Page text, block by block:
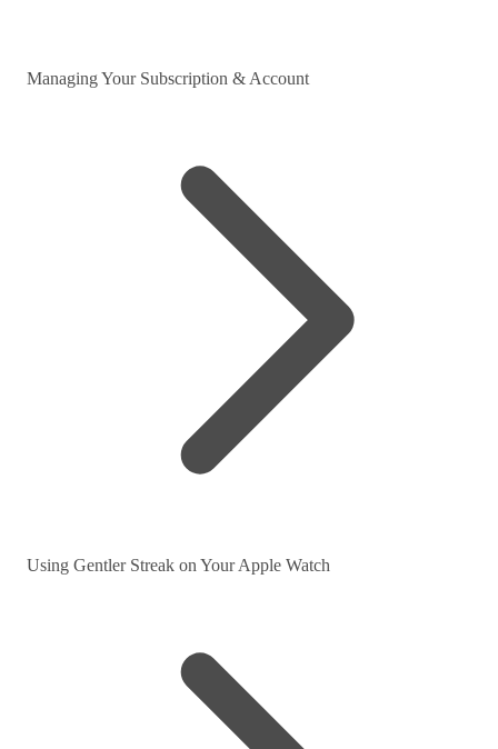
Managing Your Subscription & Account
Using Gentler Streak on Your Apple Watch